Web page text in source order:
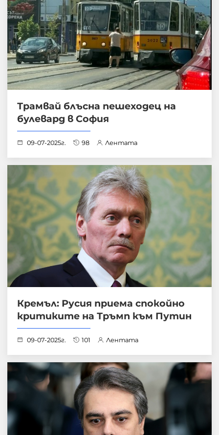
Трамвай блъсна пешеходец нa
булевард в София
09-07-2025г. 98 Лентата
Кремъл: Русия приема спокойно
критиките на Тръмп към Путин
09-07-2025г. 101 Лентата